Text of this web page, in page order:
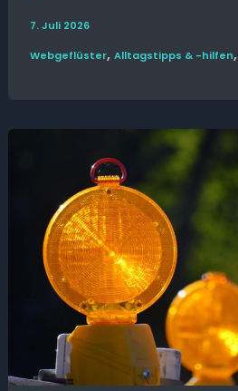
7. Juli 2026
Web­­geflüster, Alltags­tipps & -hilfen,